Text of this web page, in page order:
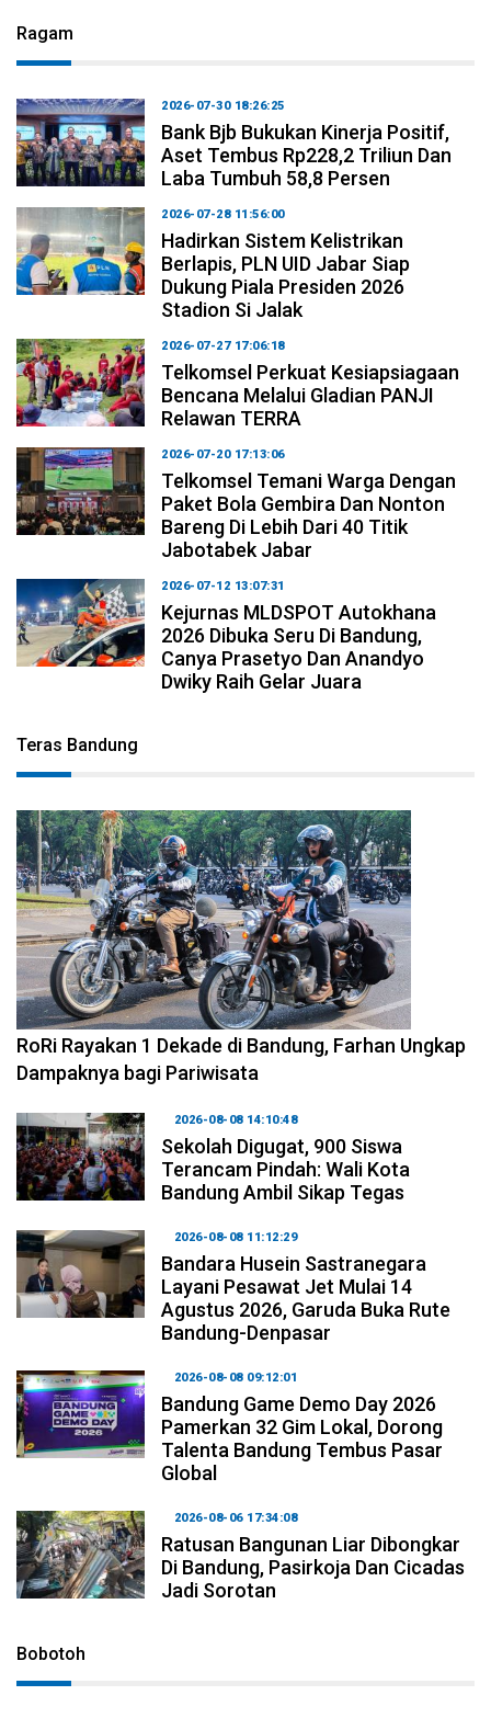
Ragam
2026-07-30 18:26:25
Bank Bjb Bukukan Kinerja Positif,
Aset Tembus Rp228,2 Triliun Dan
Laba Tumbuh 58,8 Persen
2026-07-28 11:56:00
Hadirkan Sistem Kelistrikan
Berlapis, PLN UID Jabar Siap
Dukung Piala Presiden 2026
Stadion Si Jalak
2026-07-27 17:06:18
Telkomsel Perkuat Kesiapsiagaan
Bencana Melalui Gladian PANJI
Relawan TERRA
2026-07-20 17:13:06
Telkomsel Temani Warga Dengan
Paket Bola Gembira Dan Nonton
Bareng Di Lebih Dari 40 Titik
Jabotabek Jabar
2026-07-12 13:07:31
Kejurnas MLDSPOT Autokhana
2026 Dibuka Seru Di Bandung,
Canya Prasetyo Dan Anandyo
Dwiky Raih Gelar Juara
Teras Bandung
2026-08-09 09:55:44
RoRi Rayakan 1 Dekade di Bandung, Farhan Ungkap
Dampaknya bagi Pariwisata
2026-08-08 14:10:48
Sekolah Digugat, 900 Siswa
Terancam Pindah: Wali Kota
Bandung Ambil Sikap Tegas
2026-08-08 11:12:29
Bandara Husein Sastranegara
Layani Pesawat Jet Mulai 14
Agustus 2026, Garuda Buka Rute
Bandung-Denpasar
2026-08-08 09:12:01
Bandung Game Demo Day 2026
Pamerkan 32 Gim Lokal, Dorong
Talenta Bandung Tembus Pasar
Global
2026-08-06 17:34:08
Ratusan Bangunan Liar Dibongkar
Di Bandung, Pasirkoja Dan Cicadas
Jadi Sorotan
Bobotoh